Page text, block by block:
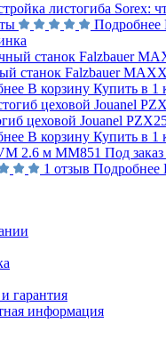
листогиба Sorex:
Подробнее
станок Falzbauer
В корзину Купить в 1
цеховой Jouanel
В корзину Купить в 1
Под заказ
1 отзыв Подробнее
гарантия
информация